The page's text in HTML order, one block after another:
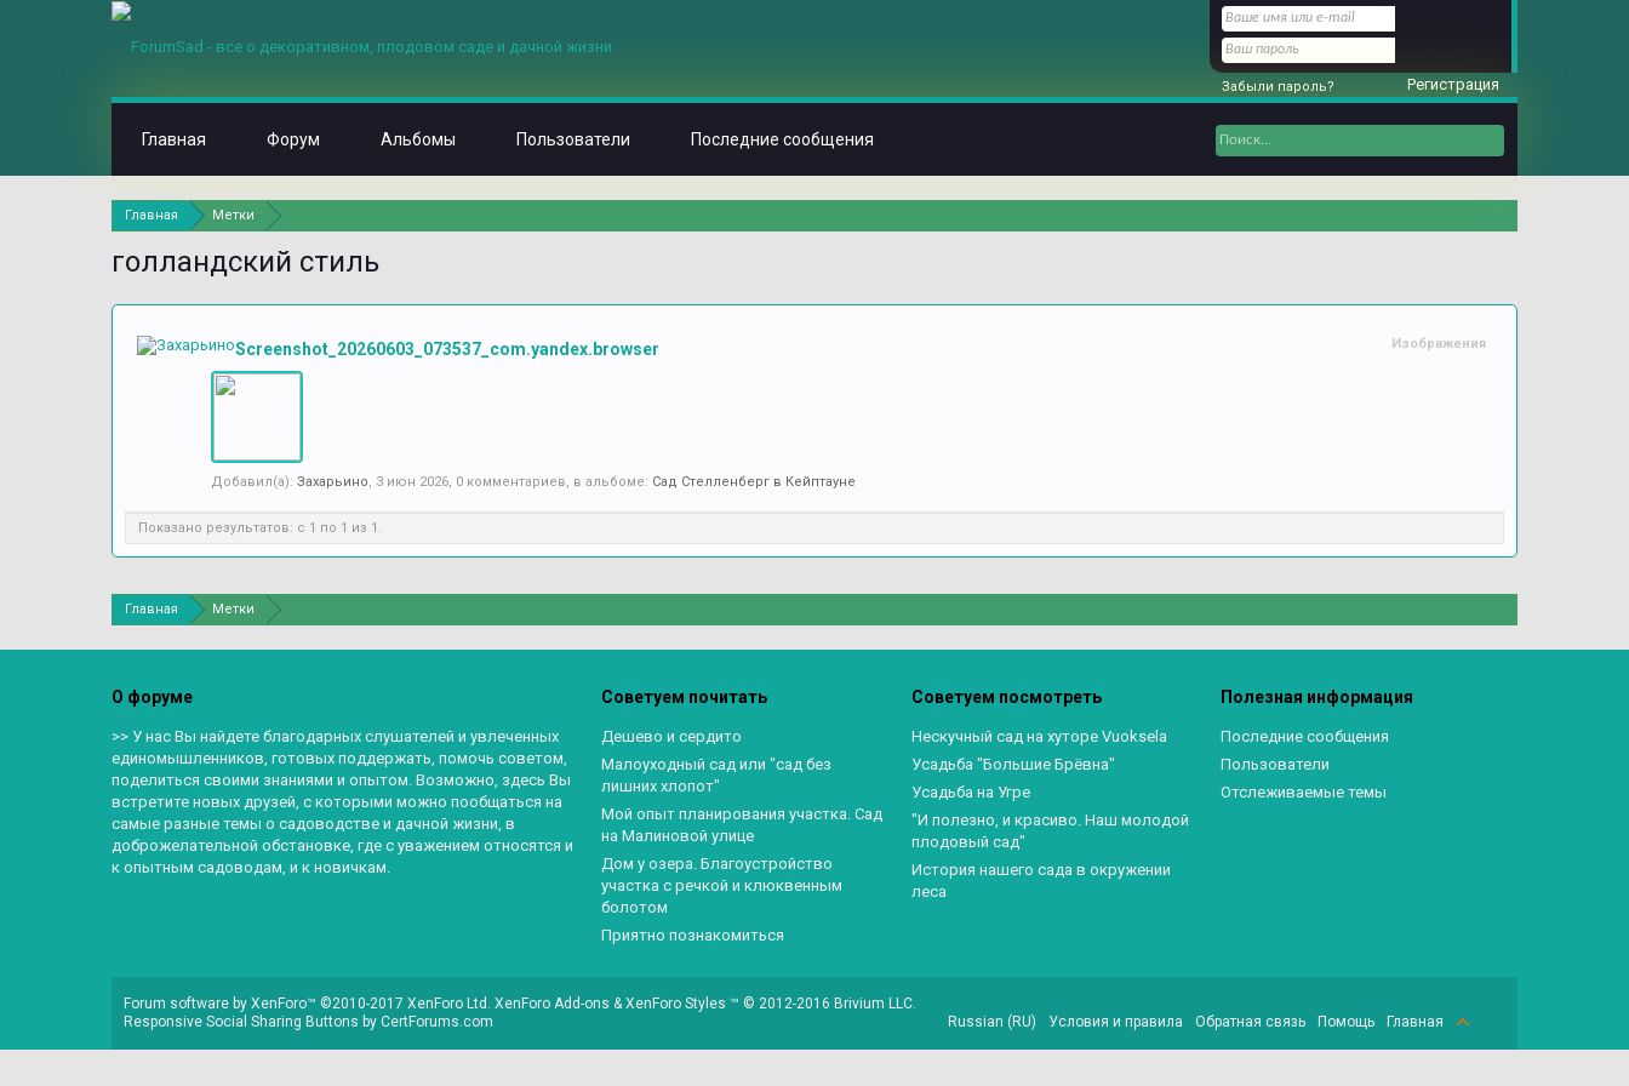
Главная Метки
голландский стиль
Изображения
Screenshot_20260603_073537_com.yandex.browser
Добавил(а): Захарьино, 3 июн 2026, 0 комментариев, в альбоме: Сад Стелленберг в Кейптауне
Показано результатов: с 1 по 1 из 1.
Главная Метки
Забыли пароль? Регистрация
Главная Форум Альбомы Пользователи Последние сообщения
О форуме
>> У нас Вы найдете благодарных слушателей и увлеченных
единомышленников, готовых поддержать, помочь советом,
поделиться своими знаниями и опытом. Возможно, здесь Вы
встретите новых друзей, с которыми можно пообщаться на
самые разные темы о садоводстве и дачной жизни, в
доброжелательной обстановке, где с уважением относятся и
к опытным садоводам, и к новичкам.
Советуем почитать
Дешево и сердито
Малоуходный сад или "сад без
лишних хлопот"
Мой опыт планирования участка. Сад
на Малиновой улице
Дом у озера. Благоустройство
участка с речкой и клюквенным
болотом
Приятно познакомиться
Советуем посмотреть
Нескучный сад на хуторе Vuoksela
Усадьба "Большие Брёвна"
Усадьба на Угре
"И полезно, и красиво. Наш молодой
плодовый сад"
История нашего сада в окружении
леса
Полезная информация
Последние сообщения
Пользователи
Отслеживаемые темы
Forum software by XenForo™ ©2010-2017 XenForo Ltd. XenForo Add-ons &XenForo Styles ™ © 2012-2016 Brivium LLC.
Responsive Social Sharing Buttons by CertForums.com Russian (RU) Условия и правила Обратная связь Помощь Главная